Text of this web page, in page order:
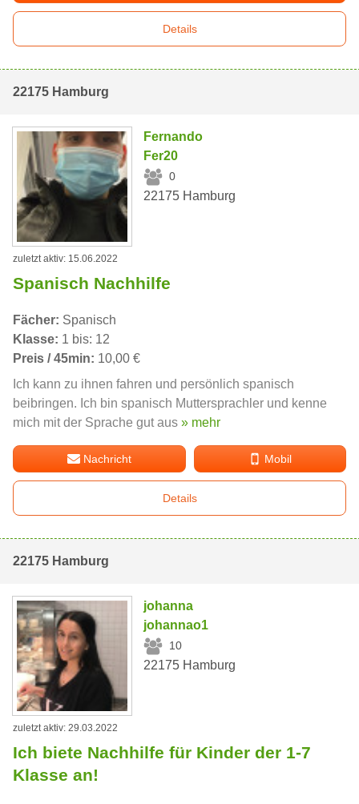
Details
22175 Hamburg
Fernando
Fer20
0
22175 Hamburg
zuletzt aktiv: 15.06.2022
Spanisch Nachhilfe
Fächer: Spanisch
Klasse: 1 bis: 12
Preis / 45min: 10,00 €
Ich kann zu ihnen fahren und persönlich spanisch
beibringen. Ich bin spanisch Muttersprachler und kenne
mich mit der Sprache gut aus » mehr
Nachricht Mobil
Details
22175 Hamburg
johanna
johannao1
10
22175 Hamburg
zuletzt aktiv: 29.03.2022
Ich biete Nachhilfe für Kinder der 1-7
Klasse an!